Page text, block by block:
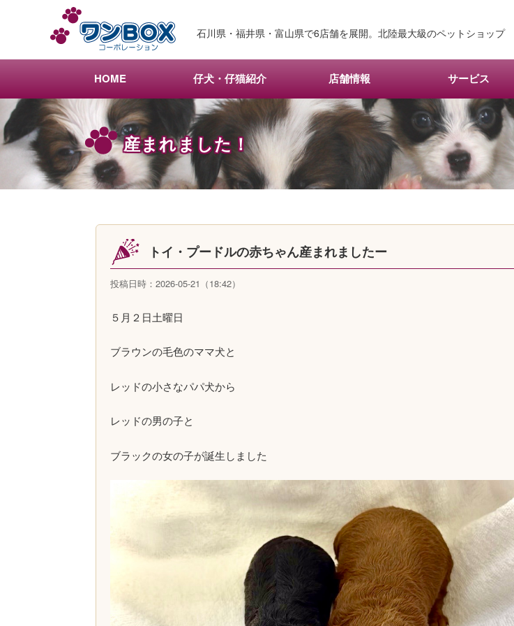
コ
ツ
へ
石川県・福井県・富山県で6店舗を展開。北陸最大級のペットショップ
HOME 仔犬・仔猫紹介 店舗情報 サービス
産まれました！
トイ・プードルの赤ちゃん産まれましたー
投稿日時：2026-05-21（18:42）
５月２日土曜日
ブラウンの毛色のママ犬と
レッドの小さなパパ犬から
レッドの男の子と
ブラックの女の子が誕生しました